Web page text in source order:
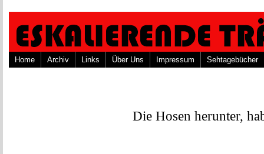
Home Archiv Links Über Uns Impressum Sehtagebücher
Die Hosen herunter,